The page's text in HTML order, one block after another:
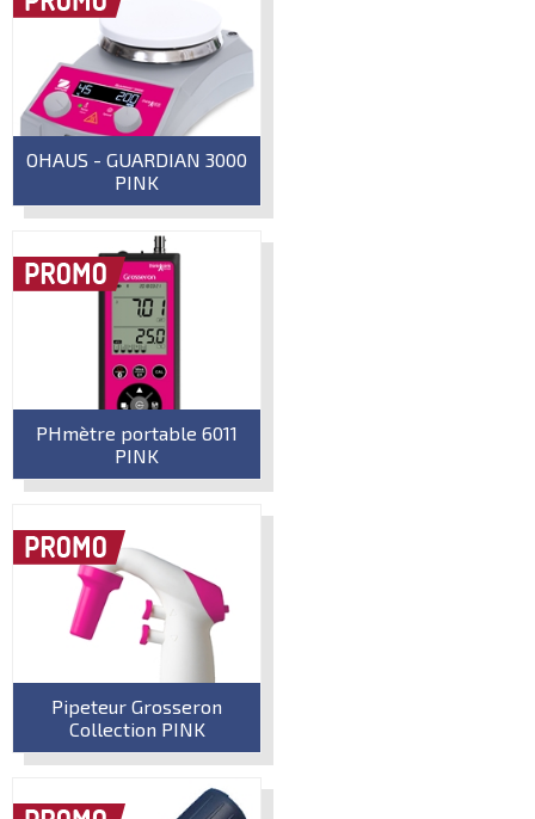
OHAUS - GUARDIAN 3000
PINK
PHmètre portable 6011
PINK
Pipeteur Grosseron
Collection PINK